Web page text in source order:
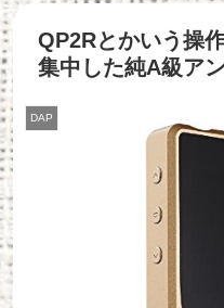
QP2Rとかいう操
集中した純A級ア
DAP